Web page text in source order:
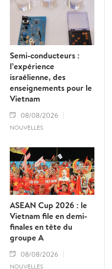
Semi-conducteurs :
l’expérience
israélienne, des
enseignements pour le
Vietnam
08/08/2026
NOUVELLES
ASEAN Cup 2026 : le
Vietnam file en demi-
finales en tête du
groupe A
08/08/2026
NOUVELLES